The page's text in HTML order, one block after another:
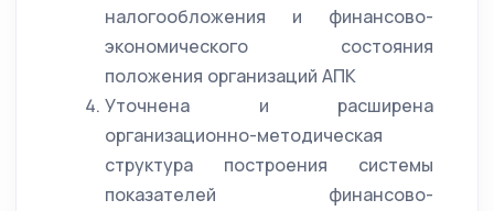
налогообложения и финансово-
экономического состояния
положения организаций АПК
Уточнена и расширена
организационно-методическая
структура построения системы
показателей финансово-